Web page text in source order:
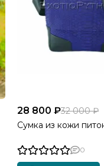
28 800 ₽32 000 ₽
Сумка из кожи
0